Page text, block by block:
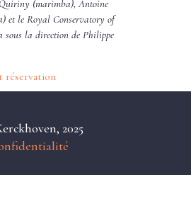
(marimba), Antoine
et le Royal Conservatory of
sous la direction de Philippe
réservation
2025